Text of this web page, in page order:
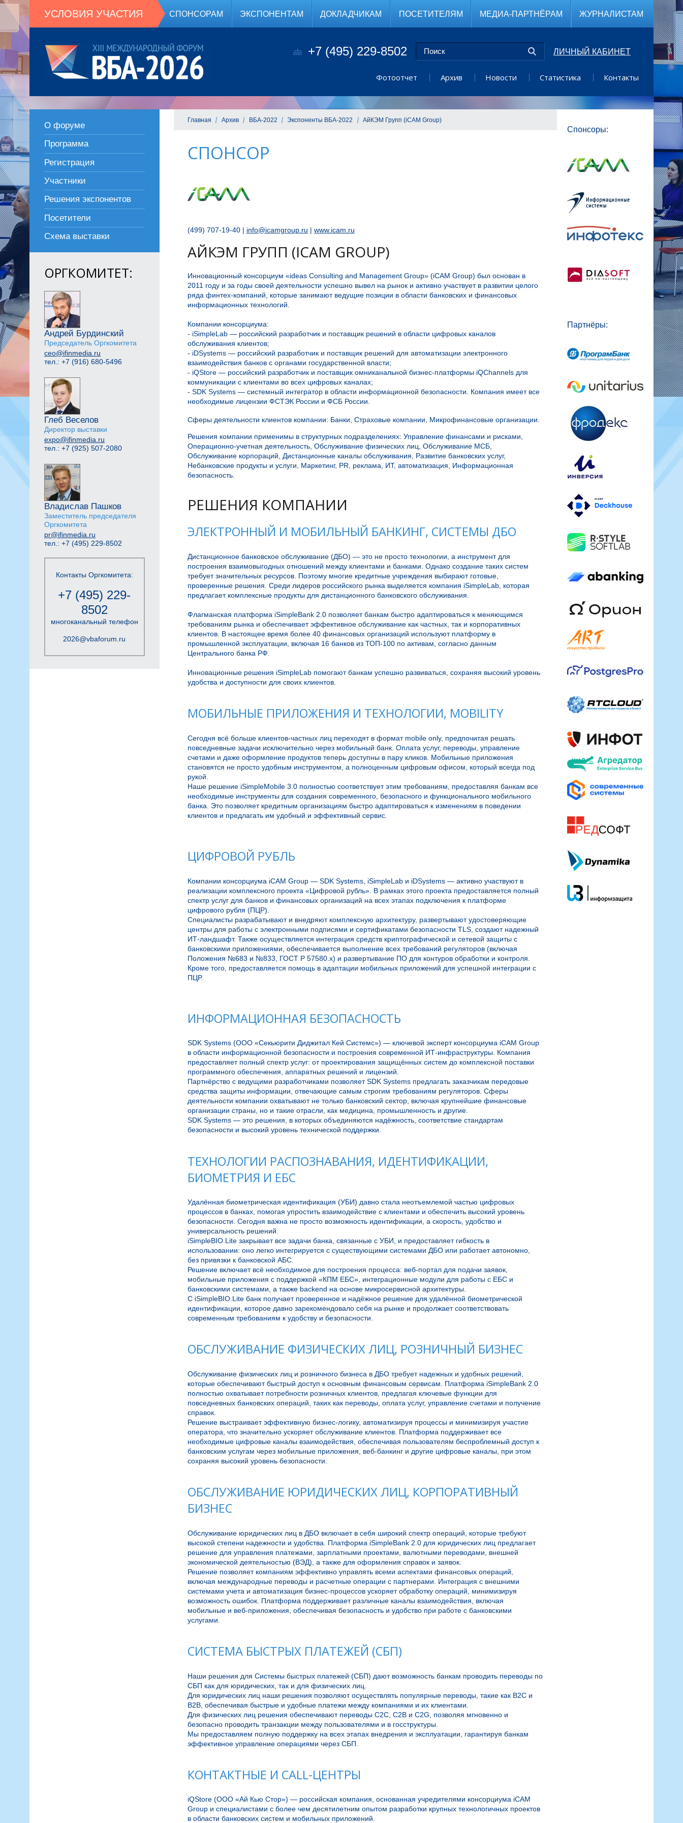
УСЛОВИЯ УЧАСТИЯ СПОНСОРАМ ЭКСПОНЕНТАМ ДОКЛАДЧИКАМ ПОСЕТИТЕЛЯМ МЕДИА-ПАРТНЁРАМ ЖУРНАЛИСТАМ
+7 (495) 229-8502 ЛИЧНЫЙ КАБИНЕТ
Фотоотчет Архив Новости Статистика Контакты
О форуме
Программа
Регистрация
Участники
Решения экспонентов
Посетители
Схема выставки
ОРГКОМИТЕТ:
Андрей Бурдинский
Председатель Оргкомитета
ceo@ifinmedia.ru
тел.: +7 (916) 680-5496
Глеб Веселов
Директор выставки
expo@ifinmedia.ru
тел.: +7 (925) 507-2080
Владислав Пашков
Заместитель председателя
Оргкомитета
pr@ifinmedia.ru
тел.: +7 (495) 229-8502
Контакты Оргкомитета:
+7 (495) 229-
8502
многоканальный телефон
2026@vbaforum.ru
Главная Архив ВБА-2022 Экспоненты ВБА-2022 АйКЭМ Групп (iCAM Group)
СПОНСОР
(499) 707-19-40 | info@icamgroup.ru | www.icam.ru
АЙКЭМ ГРУПП (ICAM GROUP)
Инновационный консорциум «ideas Consulting and Management Group» (iCAM Group) был основан в
2011 году и за годы своей деятельности успешно вывел на рынок и активно участвует в развитии целого
ряда финтех-компаний, которые занимают ведущие позиции в области банковских и финансовых
информационных технологий.
Компании консорциума:
- iSimpleLab — российский разработчик и поставщик решений в области цифровых каналов
обслуживания клиентов;
- iDSystems — российский разработчик и поставщик решений для автоматизации электронного
взаимодействия банков с органами государственной власти;
- iQStore — российский разработчик и поставщик омниканальной бизнес-платформы iQChannels для
коммуникации с клиентами во всех цифровых каналах;
- SDK Systems — системный интегратор в области информационной безопасности. Компания имеет все
необходимые лицензии ФСТЭК России и ФСБ России.
Сферы деятельности клиентов компании: Банки, Страховые компании, Микрофинансовые организации.
Решения компании применимы в структурных подразделениях: Управление финансами и рисками,
Операционно-учетная деятельность, Обслуживание физических лиц, Обслуживание МСБ,
Обслуживание корпораций, Дистанционные каналы обслуживания, Развитие банковских услуг,
Небанковские продукты и услуги, Маркетинг, PR, реклама, ИТ, автоматизация, Информационная
безопасность.
РЕШЕНИЯ КОМПАНИИ
ЭЛЕКТРОННЫЙ И МОБИЛЬНЫЙ БАНКИНГ, СИСТЕМЫ ДБО
Дистанционное банковское обслуживание (ДБО) — это не просто технологии, а инструмент для
построения взаимовыгодных отношений между клиентами и банками. Однако создание таких систем
требует значительных ресурсов. Поэтому многие кредитные учреждения выбирают готовые,
проверенные решения. Среди лидеров российского рынка выделяется компания iSimpleLab, которая
предлагает комплексные продукты для дистанционного банковского обслуживания.
Флагманская платформа iSimpleBank 2.0 позволяет банкам быстро адаптироваться к меняющимся
требованиям рынка и обеспечивает эффективное обслуживание как частных, так и корпоративных
клиентов. В настоящее время более 40 финансовых организаций используют платформу в
промышленной эксплуатации, включая 16 банков из ТОП-100 по активам, согласно данным
Центрального банка РФ.
Инновационные решения iSimpleLab помогают банкам успешно развиваться, сохраняя высокий уровень
МОБИЛЬНЫЕ ПРИЛОЖЕНИЯ И ТЕХНОЛОГИИ, MOBILITY
Сегодня всё больше клиентов-частных лиц переходят в формат mobile only, предпочитая решать
повседневные задачи исключительно через мобильный банк. Оплата услуг, переводы, управление
счетами и даже оформление продуктов теперь доступны в пару кликов. Мобильные приложения
становятся не просто удобным инструментом, а полноценным цифровым офисом, который всегда под
рукой.
Наше решение iSimpleMobile 3.0 полностью соответствует этим требованиям, предоставляя банкам все
необходимые инструменты для создания современного, безопасного и функционального мобильного
банка. Это позволяет кредитным организациям быстро адаптироваться к изменениям в поведении
клиентов и предлагать им удобный и эффективный сервис.
ЦИФРОВОЙ РУБЛЬ
Компании консорциума iCAM Group — SDK Systems, iSimpleLab и iDSystems — активно участвуют в
реализации комплексного проекта «Цифровой рубль». В рамках этого проекта предоставляется полный
спектр услуг для банков и финансовых организаций на всех этапах подключения к платформе
цифрового рубля (ПЦР).
Специалисты разрабатывают и внедряют комплексную архитектуру, развертывают удостоверяющие
центры для работы с электронными подписями и сертификатами безопасности TLS, создают надежный
ИТ-ландшафт. Также осуществляется интеграция средств криптографической и сетевой защиты с
банковскими приложениями, обеспечивается выполнение всех требований регуляторов (включая
Положения №683 и №833, ГОСТ Р 57580.х) и развертывание ПО для контуров обработки и контроля.
Кроме того, предоставляется помощь в адаптации мобильных приложений для успешной интеграции с
ПЦР.
ИНФОРМАЦИОННАЯ БЕЗОПАСНОСТЬ
SDK Systems (ООО «Секьюрити Диджитал Кей Системс») — ключевой эксперт консорциума iCAM Group
в области информационной безопасности и построения современной ИТ-инфраструктуры. Компания
предоставляет полный спектр услуг: от проектирования защищённых систем до комплексной поставки
программного обеспечения, аппаратных решений и лицензий.
Партнёрство с ведущими разработчиками позволяет SDK Systems предлагать заказчикам передовые
средства защиты информации, отвечающие самым строгим требованиям регуляторов. Сферы
деятельности компании охватывают не только банковский сектор, включая крупнейшие финансовые
организации страны, но и такие отрасли, как медицина, промышленность и другие.
SDK Systems — это решения, в которых объединяются надёжность, соответствие стандартам
ТЕХНОЛОГИИ РАСПОЗНАВАНИЯ, ИДЕНТИФИКАЦИИ,
БИОМЕТРИЯ И ЕБС
Удалённая биометрическая идентификация (УБИ) давно стала неотъемлемой частью цифровых
процессов в банках, помогая упростить взаимодействие с клиентами и обеспечить высокий уровень
безопасности. Сегодня важна не просто возможность идентификации, а скорость, удобство и
универсальность решений.
iSimpleBIO.Lite закрывает все задачи банка, связанные с УБИ, и предоставляет гибкость в
использовании: оно легко интегрируется с существующими системами ДБО или работает автономно,
без привязки к банковской АБС.
Решение включает всё необходимое для построения процесса: веб-портал для подачи заявок,
мобильные приложения с поддержкой «КПМ ЕБС», интеграционные модули для работы с ЕБС и
банковскими системами, а также backend на основе микросервисной архитектуры.
С iSimpleBIO.Lite банк получает проверенное и надёжное решение для удалённой биометрической
идентификации, которое давно зарекомендовало себя на рынке и продолжает соответствовать
ОБСЛУЖИВАНИЕ ФИЗИЧЕСКИХ ЛИЦ, РОЗНИЧНЫЙ БИЗНЕС
Обслуживание физических лиц и розничного бизнеса в ДБО требует надежных и удобных решений,
которые обеспечивают быстрый доступ к основным финансовым сервисам. Платформа iSimpleBank 2.0
полностью охватывает потребности розничных клиентов, предлагая ключевые функции для
повседневных банковских операций, таких как переводы, оплата услуг, управление счетами и получение
справок.
Решение выстраивает эффективную бизнес-логику, автоматизируя процессы и минимизируя участие
оператора, что значительно ускоряет обслуживание клиентов. Платформа поддерживает все
необходимые цифровые каналы взаимодействия, обеспечивая пользователям беспроблемный доступ к
банковским услугам через мобильные приложения, веб-банкинг и другие цифровые каналы, при этом
ОБСЛУЖИВАНИЕ ЮРИДИЧЕСКИХ ЛИЦ, КОРПОРАТИВНЫЙ
БИЗНЕС
Обслуживание юридических лиц в ДБО включает в себя широкий спектр операций, которые требуют
высокой степени надежности и удобства. Платформа iSimpleBank 2.0 для юридических лиц предлагает
решение для управления платежами, зарплатными проектами, валютными переводами, внешней
экономической деятельностью (ВЭД), а также для оформления справок и заявок.
Решение позволяет компаниям эффективно управлять всеми аспектами финансовых операций,
включая международные переводы и расчетные операции с партнерами. Интеграция с внешними
системами учета и автоматизация бизнес-процессов ускоряет обработку операций, минимизируя
возможность ошибок. Платформа поддерживает различные каналы взаимодействия, включая
мобильные и веб-приложения, обеспечивая безопасность и удобство при работе с банковскими
СИСТЕМА БЫСТРЫХ ПЛАТЕЖЕЙ (СБП)
Наши решения для Системы быстрых платежей (СБП) дают возможность банкам проводить переводы по
СБП как для юридических, так и для физических лиц.
Для юридических лиц наши решения позволяют осуществлять популярные переводы, такие как B2C и
B2B, обеспечивая быстрые и удобные платежи между компаниями и их клиентами.
Для физических лиц решения обеспечивают переводы C2C, C2B и C2G, позволяя мгновенно и
безопасно проводить транзакции между пользователями и в госструктуры.
Мы предоставляем полную поддержку на всех этапах внедрения и эксплуатации, гарантируя банкам
КОНТАКТНЫЕ И CALL-ЦЕНТРЫ
iQStore (ООО «Ай Кью Стор») — российская компания, основанная учредителями консорциума iCAM
Group и специалистами с более чем десятилетним опытом разработки крупных технологичных проектов
в области банковских систем и мобильных приложений.
Спонсоры:
Партнёры: